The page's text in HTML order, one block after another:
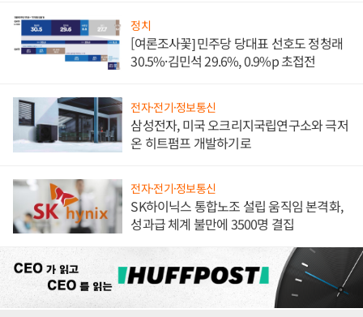
정치
[여론조사꽃] 민주당 당대표 선호도 정청래
30.5%·김민석 29.6%, 0.9%p 초접전
전자·전기·정보통신
삼성전자, 미국 오크리지국립연구소와 극저
온 히트펌프 개발하기로
전자·전기·정보통신
SK하이닉스 통합노조 설립 움직임 본격화,
성과급 체계 불만에 3500명 결집